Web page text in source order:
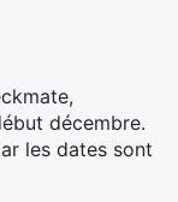
décembre.
les dates sont